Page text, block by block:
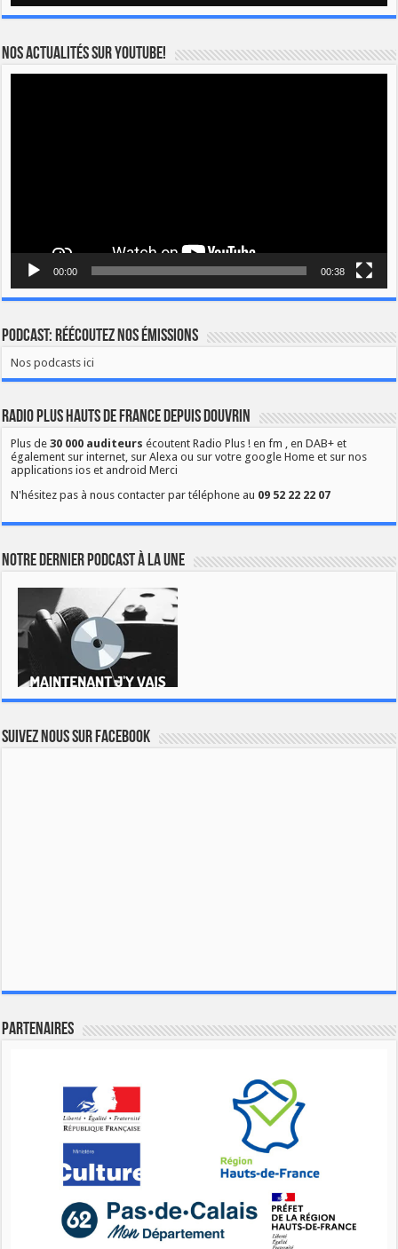
Nos actualités sur YOUTUBE!
00:00 00:38
Podcast: Réécoutez nos émissions
Nos podcasts ici
Radio Plus Hauts de France depuis Douvrin
Plus de30 000 auditeurs écoutent Radio Plus ! en fm , en DAB+ et
également sur internet, sur Alexa ou sur votre google Home et sur nos
applications ios et android Merci
N'hésitez pas à nous contacter par téléphone au 09 52 22 22 07
Notre dernier podcast à la une
Suivez nous sur Facebook
Partenaires